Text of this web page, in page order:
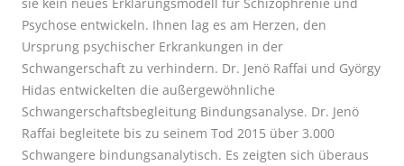
Psychose entwickeln. Ihnen lag es am Herzen, den
Ursprung psychischer Erkrankungen in der
Schwangerschaft zu verhindern. Dr. Jenö Raffai und György
Hidas entwickelten die außergewöhnliche
Schwangerschaftsbegleitung Bindungsanalyse. Dr. Jenö
Raffai begleitete bis zu seinem Tod 2015 über 3.000
Schwangere bindungsanalytisch. Es zeigten sich überaus